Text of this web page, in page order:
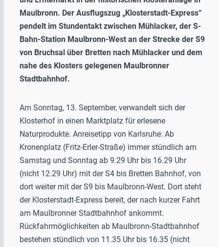
Maulbronn. Der Ausflugszug „Klosterstadt-Express“
pendelt im Stundentakt zwischen Mühlacker, der S-
Bahn-Station Maulbronn-West an der Strecke der S9
von Bruchsal über Bretten nach Mühlacker und dem
nahe des Klosters gelegenen Maulbronner
Stadtbahnhof.
Am Sonntag, 13. September, verwandelt sich der
Klosterhof in einen Marktplatz für erlesene
Naturprodukte. Anreisetipp von Karlsruhe: Ab
Kronenplatz (Fritz-Erler-Straße) immer stündlich am
Samstag und Sonntag ab 9.29 Uhr bis 16.29 Uhr
(nicht 12.29 Uhr) mit der S4 bis Bretten Bahnhof, von
dort weiter mit der S9 bis Maulbronn-West. Dort steht
der Klosterstadt-Express bereit, der nach kurzer Fahrt
am Maulbronner Stadtbahnhof ankommt.
Rückfahrmöglichkeiten ab Maulbronn-Stadtbahnhof
bestehen stündlich von 11.35 Uhr bis 16.35 (nicht